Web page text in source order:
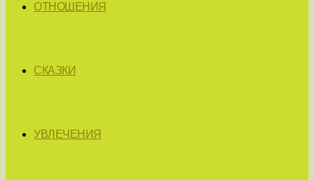
ОТНОШЕНИЯ
СКАЗКИ
УВЛЕЧЕНИЯ